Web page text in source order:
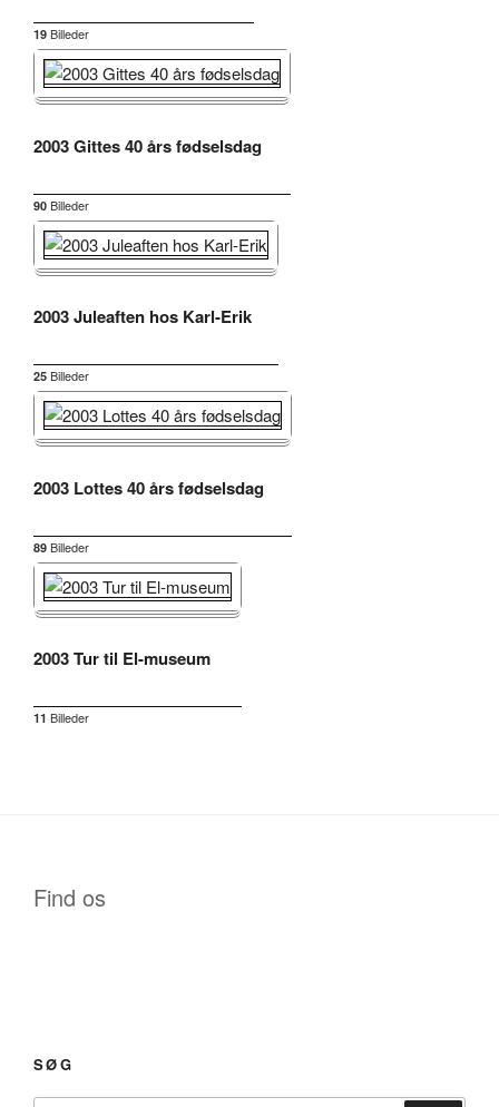
19 Billeder
2003 Gittes 40 års fødselsdag
90 Billeder
2003 Juleaften hos Karl-Erik
25 Billeder
2003 Lottes 40 års fødselsdag
89 Billeder
2003 Tur til El-museum
11 Billeder
Find os
SØG